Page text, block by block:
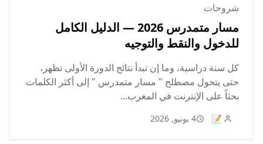
شروحات
مسار متمدرس 2026 — الدليل الكامل
للدخول والنقط والتوجيه
كل سنة دراسية، وما إن تبدأ نتائج الدورة الأولى تظهر،
حتى يتحول مصطلح " مسار متمدرس " إلى أكثر الكلمات
بحثاً على الإنترنت في المغرب...
📝 4 يونيو, 2026